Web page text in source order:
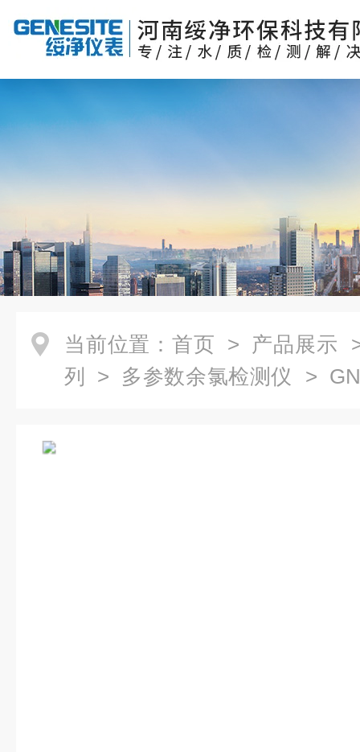
当前位置： 首页 > 产品展示
列
> 多参数余氯检测仪 >